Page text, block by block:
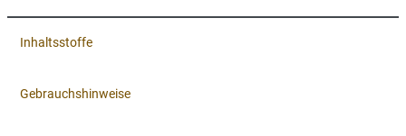
Inhaltsstoffe
Gebrauchshinweise